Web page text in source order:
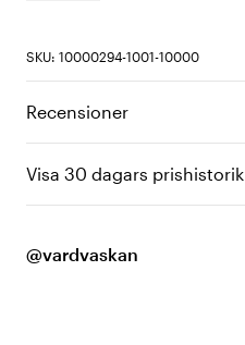
SKU: 10000294-1001-10000
Recensioner
Visa 30 dagars prishistorik
@vardvaskan